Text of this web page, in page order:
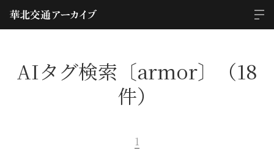
AIタグ検索〔armor〕（18
件）
1